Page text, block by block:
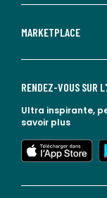
MARKETPLACE
RENDEZ-VOUS SUR
Ultra inspirante,
savoir plus
lien vers l'app store
lien